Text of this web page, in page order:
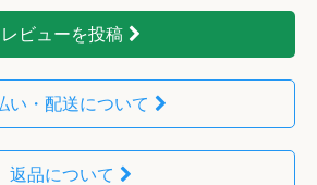
レビューを投稿
い・配送について
返品について